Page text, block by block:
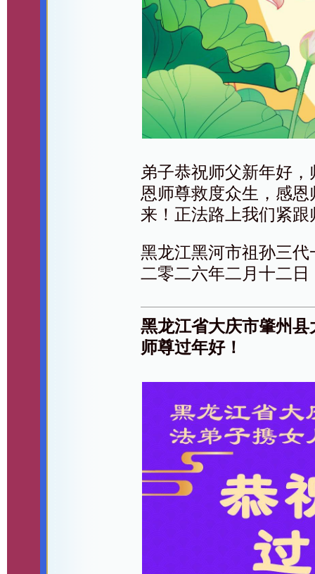
弟子恭祝师父新年好
恩师尊救度众生，感
来！正法路上我们紧
黑龙江黑河市祖孙三代
二零二六年二月十二日
黑龙江省大庆市肇州
师尊过年好！